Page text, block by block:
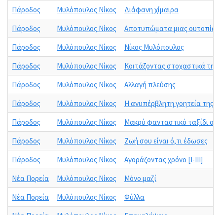
Πάροδος
Μυλόπουλος Νίκος
Διάφανη χίμαιρα
Πάροδος
Μυλόπουλος Νίκος
Αποτυπώματα μιας ουτοπίας
Πάροδος
Μυλόπουλος Νίκος
Νίκος Μυλόπουλος
Πάροδος
Μυλόπουλος Νίκος
Κοιτάζοντας στοχαστικά την
Πάροδος
Μυλόπουλος Νίκος
Αλλαγή πλεύσης
Πάροδος
Μυλόπουλος Νίκος
Η ανυπέρβλητη γοητεία της
Πάροδος
Μυλόπουλος Νίκος
Μακρύ φανταστικό ταξίδι
Πάροδος
Μυλόπουλος Νίκος
Ζωή σου είναι ό,τι έδωσες
Πάροδος
Μυλόπουλος Νίκος
Αγοράζοντας χρόνο [I-III]
Νέα Πορεία
Μυλόπουλος Νίκος
Μόνο μαζί
Νέα Πορεία
Μυλόπουλος Νίκος
Φύλλα